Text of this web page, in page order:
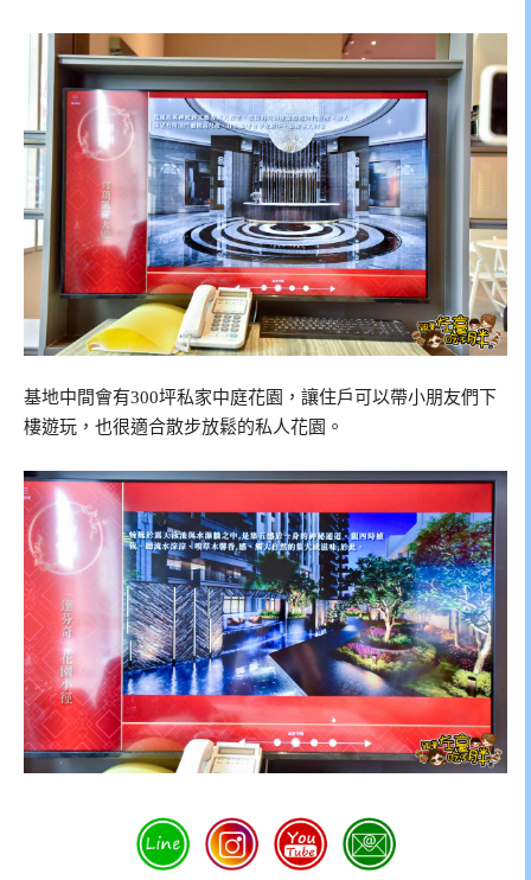
基地中間會有300坪私家中庭花園，讓住戶可以帶小朋友們下
樓遊玩，也很適合散步放鬆的私人花園。